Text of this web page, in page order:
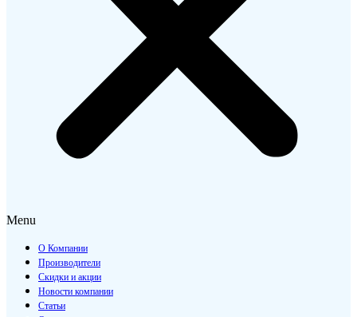
Menu
О Компании
Производители
Скидки и акции
Новости компании
Статьи